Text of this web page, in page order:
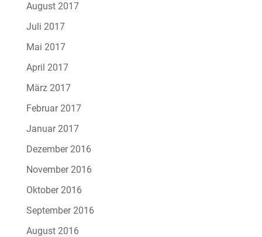
August 2017
Juli 2017
Mai 2017
April 2017
März 2017
Februar 2017
Januar 2017
Dezember 2016
November 2016
Oktober 2016
September 2016
August 2016